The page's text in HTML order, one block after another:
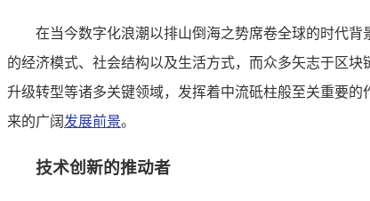
在当今数字化浪潮以排山倒海之势席卷全球的时代
的经济模式、社会结构以及生活方式，而众多矢志于区
升级转型等诸多关键领域，发挥着中流砥柱般至关重要
来的广阔 发展前景。
技术创新的推动者